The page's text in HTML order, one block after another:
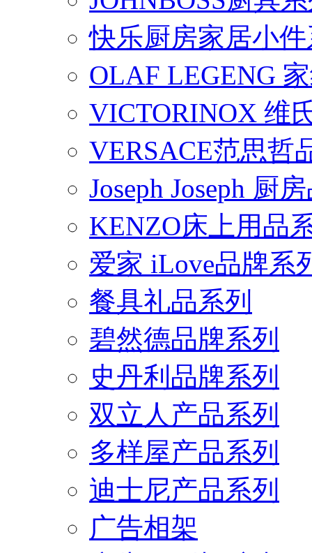
快乐厨房家居小
OLAF LEGENG
VICTORINOX 维
VERSACE范思哲
Joseph Joseph 厨
KENZO床上用品
爱家 iLove品牌系
餐具礼品系列
碧然德品牌系列
史丹利品牌系列
双立人产品系列
多样屋产品系列
迪士尼产品系列
广告相架